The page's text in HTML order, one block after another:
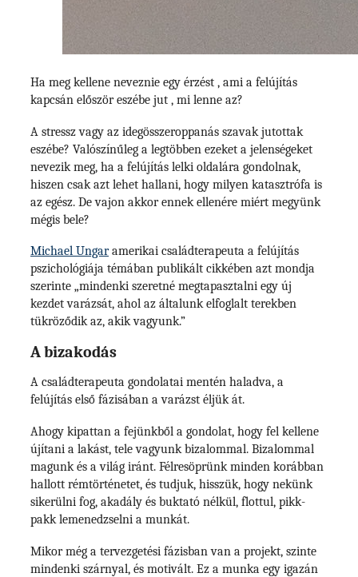
Ha meg kellene neveznie egy érzést , ami a felújítás
kapcsán először eszébe jut , mi lenne az?
A stressz vagy az idegösszeroppanás szavak jutottak
eszébe? Valószínűleg a legtöbben ezeket a jelenségeket
nevezik meg, ha a felújítás lelki oldalára gondolnak,
hiszen csak azt lehet hallani, hogy milyen katasztrófa is
az egész. De vajon akkor ennek ellenére miért megyünk
mégis bele?
Michael Ungaramerikai családterapeuta a felújítás
pszichológiája témában publikált cikkében azt mondja
szerinte „mindenki szeretné megtapasztalni egy új
kezdet varázsát, ahol az általunk elfoglalt terekben
tükröződik az, akik vagyunk.”
A bizakodás
A családterapeuta gondolatai mentén haladva, a
felújítás első fázisában a varázst éljük át.
Ahogy kipattan a fejünkből a gondolat, hogy fel kellene
újítani a lakást, tele vagyunk bizalommal. Bizalommal
magunk és a világ iránt. Félresöprünk minden korábban
hallott rémtörténetet, és tudjuk, hisszük, hogy nekünk
sikerülni fog, akadály és buktató nélkül, flottul, pikk-
pakk lemenedzselni a munkát.
Mikor még a tervezgetési fázisban van a projekt, szinte
mindenki szárnyal, és motivált. Ez a munka egy igazán